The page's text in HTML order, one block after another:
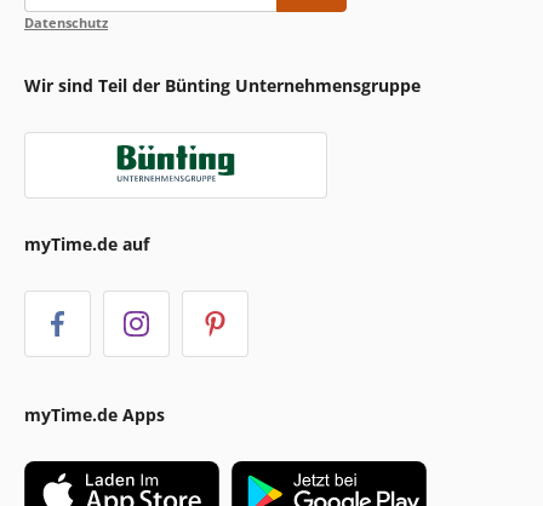
Datenschutz
Wir sind Teil der Bünting Unternehmensgruppe
myTime.de auf
myTime.de Apps